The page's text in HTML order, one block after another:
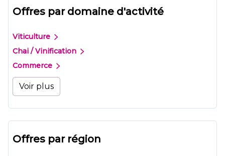
Offres par domaine d'activité
Viticulture
Chai / Vinification
Commerce
Voir plus
Offres par région